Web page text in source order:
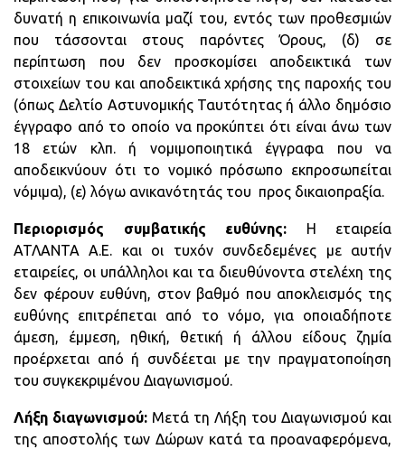
δυνατή η επικοινωνία μαζί του, εντός των προθεσμιών
που τάσσονται στους παρόντες Όρους, (δ) σε
περίπτωση που δεν προσκομίσει αποδεικτικά των
στοιχείων του και αποδεικτικά χρήσης της παροχής του
(όπως Δελτίο Αστυνομικής Ταυτότητας ή άλλο δημόσιο
έγγραφο από το οποίο να προκύπτει ότι είναι άνω των
18 ετών κλπ. ή νομιμοποιητικά έγγραφα που να
αποδεικνύουν ότι το νομικό πρόσωπο εκπροσωπείται
νόμιμα), (ε) λόγω ανικανότητάς του προς δικαιοπραξία.
Περιορισμός συμβατικής ευθύνης: Η εταιρεία
ΑΤΛΑΝΤΑ Α.Ε. και οι τυχόν συνδεδεμένες με αυτήν
εταιρείες, οι υπάλληλοι και τα διευθύνοντα στελέχη της
δεν φέρουν ευθύνη, στον βαθμό που αποκλεισμός της
ευθύνης επιτρέπεται από το νόμο, για οποιαδήποτε
άμεση, έμμεση, ηθική, θετική ή άλλου είδους ζημία
προέρχεται από ή συνδέεται με την πραγματοποίηση
του συγκεκριμένου Διαγωνισμού.
Λήξη διαγωνισμού: Μετά τη Λήξη του Διαγωνισμού και
της αποστολής των Δώρων κατά τα προαναφερόμενα,